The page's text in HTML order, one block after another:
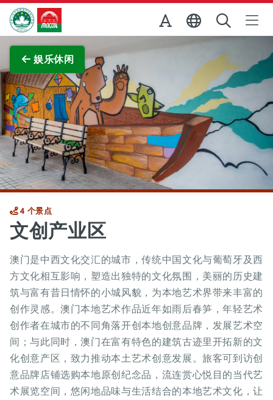
跳至主内容
澳门特别行政区政府旅游局
娱乐休闲
4 个景点
文创产业区
澳门是中西文化交汇的城市，传统中国文化与葡萄牙及西
方文化相互影响，塑造出独特的文化氛围，美丽的历史建
筑与富有昔日情怀的小城风貌，为本地艺术界带来丰富的
创作灵感。澳门本地艺术作品近年如雨后春笋，年轻艺术
创作者在城市的不同角落开创本地创意品牌，发展艺术空
间；与此同时，澳门在富有特色的建筑古迹里开拓新的文
化创意产区，致力推动本土艺术创意发展。旅客可到访创
意品牌店铺选购本地原创纪念品，流连赏心悦目的当代艺
术展览空间，悠闲地品味与生活结合的本地艺术文化，让